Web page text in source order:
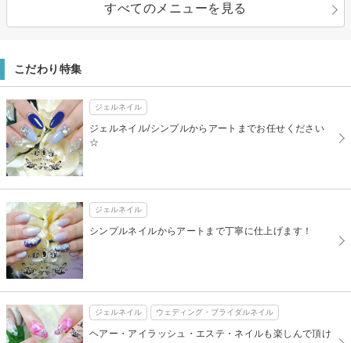
すべてのメニューを見る
こだわり特集
ジェルネイル
ジェルネイル/シンプルからアートまでお任せください
☆
ジェルネイル
シンプルネイルからアートまで丁寧に仕上げます！
ジェルネイル ウェディング・ブライダルネイル
ヘアー・アイラッシュ・エステ・ネイルも楽しんで頂け